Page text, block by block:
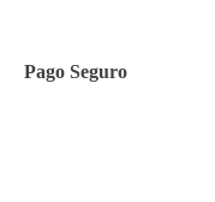
Pago Seguro